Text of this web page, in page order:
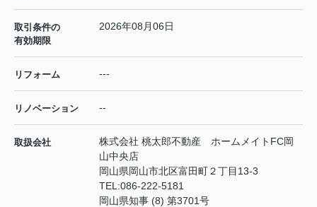
取引条件の
有効期限
2026年08月06日
リフォーム ---
リノベーション --
取扱会社
株式会社 桃太郎不動産 ホームメイトFC岡
山中央店
岡山県岡山市北区富田町２丁目13-3
TEL:086-222-5181
岡山県知事 (8) 第3701号